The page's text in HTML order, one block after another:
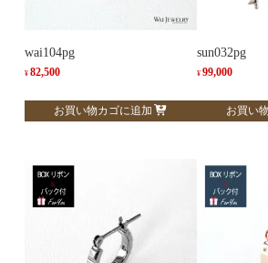
wai104pg
¥ 82,500
お買い物カゴに追加
sun032pg
¥ 99,000
お買い